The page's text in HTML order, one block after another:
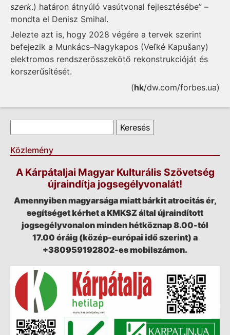
szerk.) határon átnyúló vasútvonal fejlesztésébe” –
mondta el Denisz Smihal.
Jelezte azt is, hogy 2028 végére a tervek szerint
befejezik a Munkács–Nagykapos (Veľké Kapušany)
elektromos rendszerösszekötő rekonstrukcióját és
korszerűsítését.
(hk/dw.com/forbes.ua)
Keresés űrlap
Keresés
Közlemény
A Kárpátaljai Magyar Kulturális Szövetség
újraindítja jogsegélyvonalát!
Amennyiben magyarsága miatt bárkit atrocitás ér,
segítséget kérhet a KMKSZ által újraindított
jogsegélyvonalon minden hétköznap 8.00-tól
17.00 óráig (közép-európai idő szerint) a
+380959192802-es mobilszámon.